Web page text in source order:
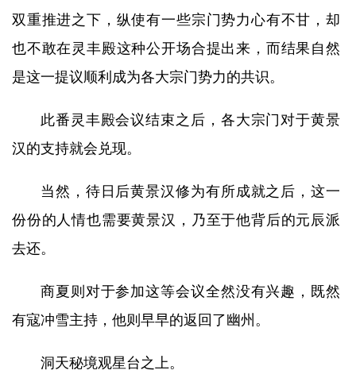
双重推进之下，纵使有一些宗门势力心有不甘，却
也不敢在灵丰殿这种公开场合提出来，而结果自然
是这一提议顺利成为各大宗门势力的共识。
此番灵丰殿会议结束之后，各大宗门对于黄景
汉的支持就会兑现。
当然，待日后黄景汉修为有所成就之后，这一
份份的人情也需要黄景汉，乃至于他背后的元辰派
去还。
商夏则对于参加这等会议全然没有兴趣，既然
有寇冲雪主持，他则早早的返回了幽州。
洞天秘境观星台之上。